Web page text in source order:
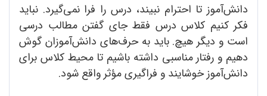
دانش‌آموز تا احترام نبیند، درس را فرا نمی‌گیرد. نباید
فکر کنیم کلاس درس فقط جای گفتن مطالب درسی
است و دیگر هیچ. باید به حرف‌های دانش‌آموزان گوش
دهیم و رفتار مناسبی داشته باشیم تا محیط کلاس برای
دانش‌آموز خوشایند و فراگیری مؤثر واقع شود.